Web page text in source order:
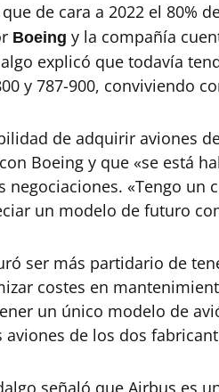
de cara a 2022 el 80%
Boeing y la compañía
explicó que todavía
y 787-900, conviviendo
de adquirir aviones
Boeing y que «se está
negociaciones. «Tengo
un modelo de futuro
ser más partidario de
costes en
un único modelo de
de los dos
señaló que Airbus es